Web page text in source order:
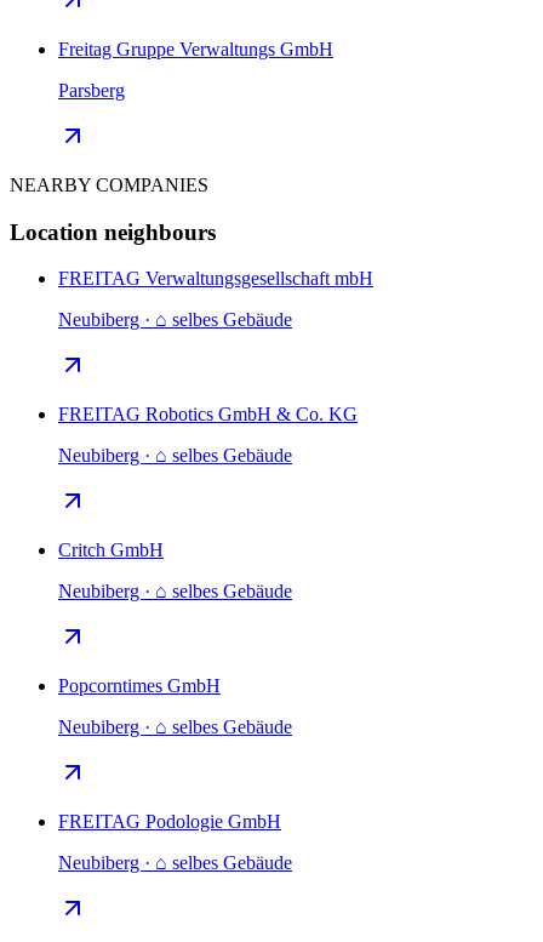
Freitag Gruppe Verwaltungs GmbH
Parsberg
NEARBY COMPANIES
Location neighbours
FREITAG Verwaltungsgesellschaft mbH
Neubiberg · ⌂ selbes Gebäude
FREITAG Robotics GmbH & Co. KG
Neubiberg · ⌂ selbes Gebäude
Critch GmbH
Neubiberg · ⌂ selbes Gebäude
Popcorntimes GmbH
Neubiberg · ⌂ selbes Gebäude
FREITAG Podologie GmbH
Neubiberg · ⌂ selbes Gebäude